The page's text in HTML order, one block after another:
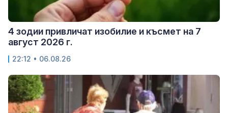
4 зодии привличат изобилие и късмет на 7
август 2026 г.
22:12 • 06.08.26